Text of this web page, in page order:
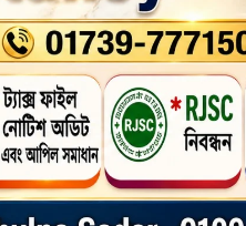
পুলিশ পাঠানো হয়েছে। এখনও পর্যন্ত কোন
Print